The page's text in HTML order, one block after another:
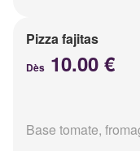
Pizza fajitas
Dès 10.00 €
Base tomate,